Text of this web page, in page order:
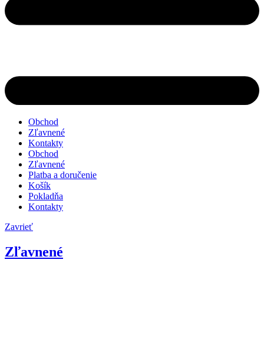
Obchod
Zľavnené
Kontakty
Obchod
Zľavnené
Platba a doručenie
Košík
Pokladňa
Kontakty
Zavrieť
Zľavnené